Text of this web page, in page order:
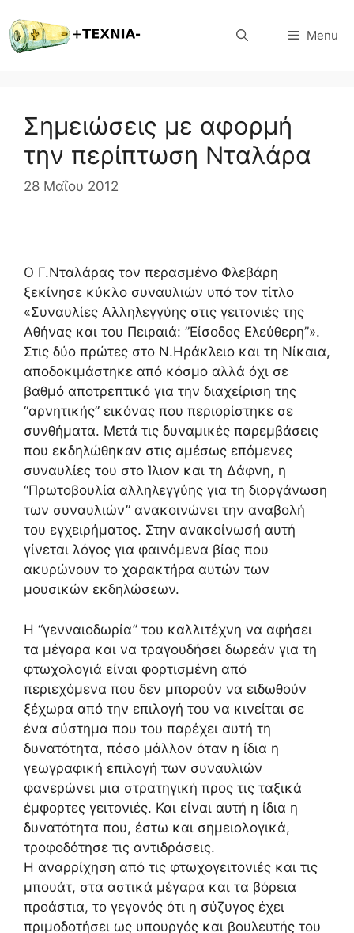
σε
περιεχόμενο
Menu
Σημειώσεις με αφορμή
την περίπτωση Νταλάρα
28 Μαΐου 2012
O Γ.Νταλάρας τον περασμένο Φλεβάρη
ξεκίνησε κύκλο συναυλιών υπό τον τίτλο
«Συναυλίες Αλληλεγγύης στις γειτονιές της
Αθήνας και του Πειραιά: ”Είσοδος Ελεύθερη”».
Στις δύο πρώτες στο Ν.Ηράκλειο και τη Νίκαια,
αποδοκιμάστηκε από κόσμο αλλά όχι σε
βαθμό αποτρεπτικό για την διαχείριση της
“αρνητικής” εικόνας που περιορίστηκε σε
συνθήματα. Μετά τις δυναμικές παρεμβάσεις
που εκδηλώθηκαν στις αμέσως επόμενες
συναυλίες του στο Ίλιον και τη Δάφνη, η
“Πρωτοβουλία αλληλεγγύης για τη διοργάνωση
των συναυλιών” ανακοινώνει την αναβολή
του εγχειρήματος. Στην ανακοίνωσή αυτή
γίνεται λόγος για φαινόμενα βίας που
ακυρώνουν το χαρακτήρα αυτών των
μουσικών εκδηλώσεων.
Η “γενναιοδωρία” του καλλιτέχνη να αφήσει
τα μέγαρα και να τραγουδήσει δωρεάν για τη
φτωχολογιά είναι φορτισμένη από
περιεχόμενα που δεν μπορούν να ειδωθούν
ξέχωρα από την επιλογή του να κινείται σε
ένα σύστημα που του παρέχει αυτή τη
δυνατότητα, πόσο μάλλον όταν η ίδια η
γεωγραφική επιλογή των συναυλιών
φανερώνει μια στρατηγική προς τις ταξικά
έμφορτες γειτονιές. Και είναι αυτή η ίδια η
δυνατότητα που, έστω και σημειολογικά,
τροφοδότησε τις αντιδράσεις.
Η αναρρίχηση από τις φτωχογειτονιές και τις
μπουάτ, στα αστικά μέγαρα και τα βόρεια
προάστια, το γεγονός ότι η σύζυγος έχει
πριμοδοτήσει ως υπουργός και βουλευτής του